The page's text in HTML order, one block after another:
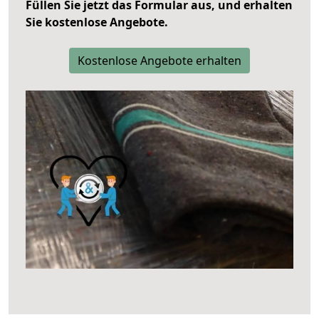
Füllen Sie jetzt das Formular aus, und erhalten
Sie kostenlose Angebote.
Kostenlose Angebote erhalten